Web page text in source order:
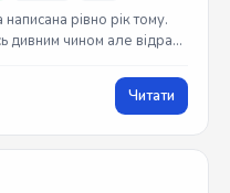
рівно рік тому.
дивним чином але відразу
Читати